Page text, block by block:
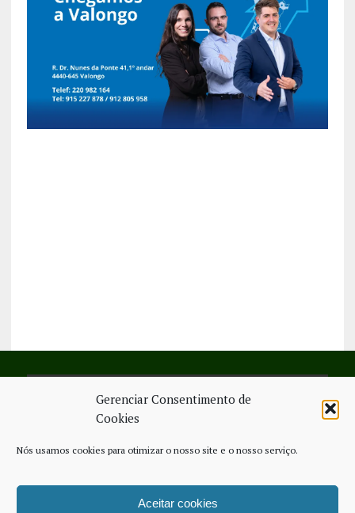
Gerenciar Consentimento de
Cookies
Nós usamos cookies para otimizar o nosso site e o nosso serviço.
Aceitar cookies
SIGA-NOS NO FACEBOOK